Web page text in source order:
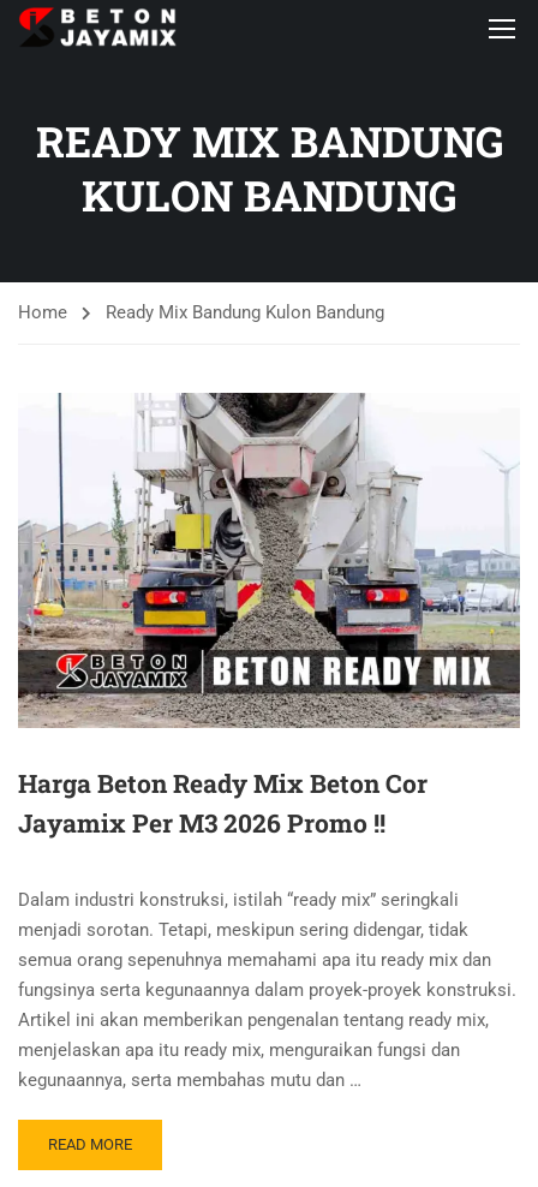
READY MIX BANDUNG
KULON BANDUNG
Home Ready Mix Bandung Kulon Bandung
Harga Beton Ready Mix Beton Cor
Jayamix Per M3 2026 Promo !!
Dalam industri konstruksi, istilah “ready mix” seringkali
menjadi sorotan. Tetapi, meskipun sering didengar, tidak
semua orang sepenuhnya memahami apa itu ready mix dan
fungsinya serta kegunaannya dalam proyek-proyek konstruksi.
Artikel ini akan memberikan pengenalan tentang ready mix,
menjelaskan apa itu ready mix, menguraikan fungsi dan
kegunaannya, serta membahas mutu dan …
READ MORE